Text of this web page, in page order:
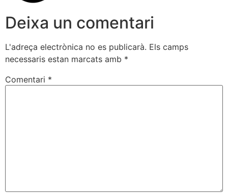
Deixa un comentari
L'adreça electrònica no es publicarà. Els camps
necessaris estan marcats amb *
Comentari *